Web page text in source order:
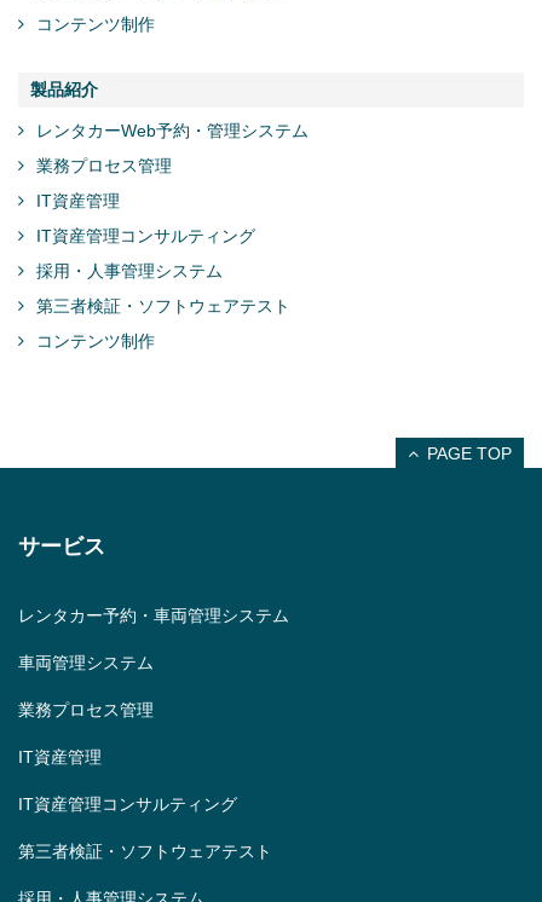
コンテンツ制作
製品紹介
レンタカーWeb予約・管理システム
業務プロセス管理
IT資産管理
IT資産管理コンサルティング
採用・人事管理システム
第三者検証・ソフトウェアテスト
コンテンツ制作
PAGE TOP
サービス
レンタカー予約・車両管理システム
車両管理システム
業務プロセス管理
IT資産管理
IT資産管理コンサルティング
第三者検証・ソフトウェアテスト
採用・人事管理システム